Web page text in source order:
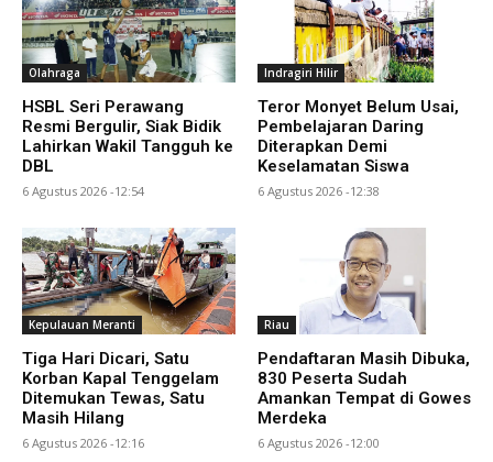
Olahraga
HSBL Seri Perawang
Resmi Bergulir, Siak Bidik
Lahirkan Wakil Tangguh ke
DBL
6 Agustus 2026 -12:54
Indragiri Hilir
Teror Monyet Belum Usai,
Pembelajaran Daring
Diterapkan Demi
Keselamatan Siswa
6 Agustus 2026 -12:38
Kepulauan Meranti
Tiga Hari Dicari, Satu
Korban Kapal Tenggelam
Ditemukan Tewas, Satu
Masih Hilang
6 Agustus 2026 -12:16
Riau
Pendaftaran Masih Dibuka,
830 Peserta Sudah
Amankan Tempat di Gowes
Merdeka
6 Agustus 2026 -12:00